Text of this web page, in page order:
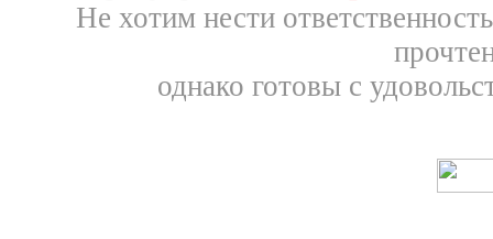
Не хотим нести
однако готовы с